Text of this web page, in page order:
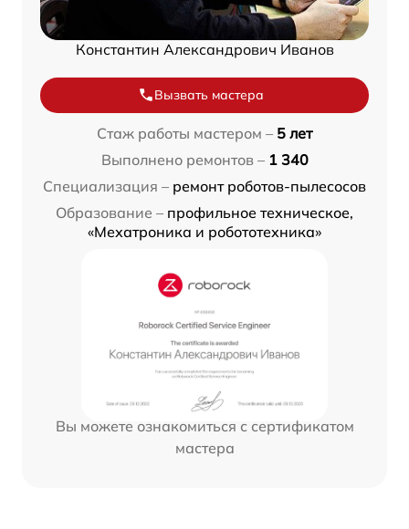
Константин Александрович Иванов
Вызвать мастера
Стаж работы мастером – 5 лет
Выполнено ремонтов – 1 340
Специализация – ремонт роботов-пылесосов
Образование – профильное техническое,
«Мехатроника и робототехника»
Вы можете ознакомиться с сертификатом
мастера